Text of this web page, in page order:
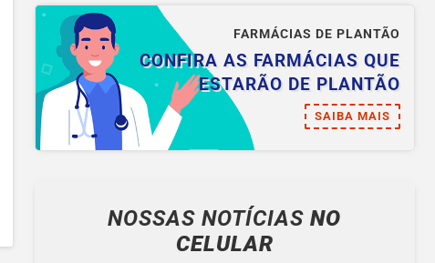
FARMÁCIAS DE PLANTÃO
CONFIRA AS FARMÁCIAS QUE
ESTARÃO DE PLANTÃO
SAIBA MAIS
NOSSAS NOTÍCIASNO
CELULAR